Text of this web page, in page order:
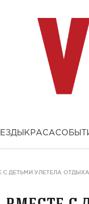
КРАСА
ДЕТЬМИ УЛЕТЕЛА